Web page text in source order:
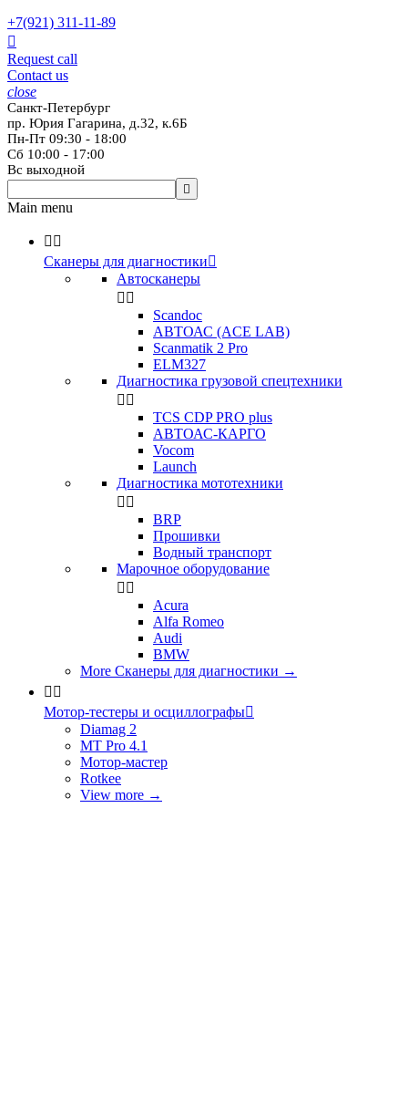
+7(921) 311-11-89

Request call
Contact us
close
Санкт-Петербург
пр. Юрия Гагарина, д.32, к.6Б
Пн-Пт 09:30 - 18:00
Сб 10:00 - 17:00
Вс выходной

Main menu
 
Сканеры для диагностики
Автосканеры
 
Scandoc
АВТОАС (ACE LAB)
Scanmatik 2 Pro
ELM327
Диагностика грузовой спецтехники
 
TCS CDP PRO plus
АВТОАС-КАРГО
Vocom
Launch
Диагностика мототехники
 
BRP
Прошивки
Водный транспорт
Марочное оборудование
 
Acura
Alfa Romeo
Audi
BMW
More Сканеры для диагностики →
 
Мотор-тестеры и осциллографы
Diamag 2
MT Pro 4.1
Мотор-мастер
Rotkee
View more →